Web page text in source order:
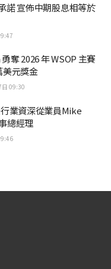
諾 宣佈中期股息相等於
奪 2026 年 WSOP 主賽
美元獎金
09:30
業資深從業員Mike
總經理